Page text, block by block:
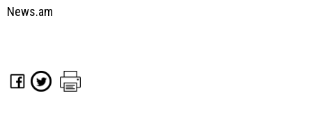
News.am